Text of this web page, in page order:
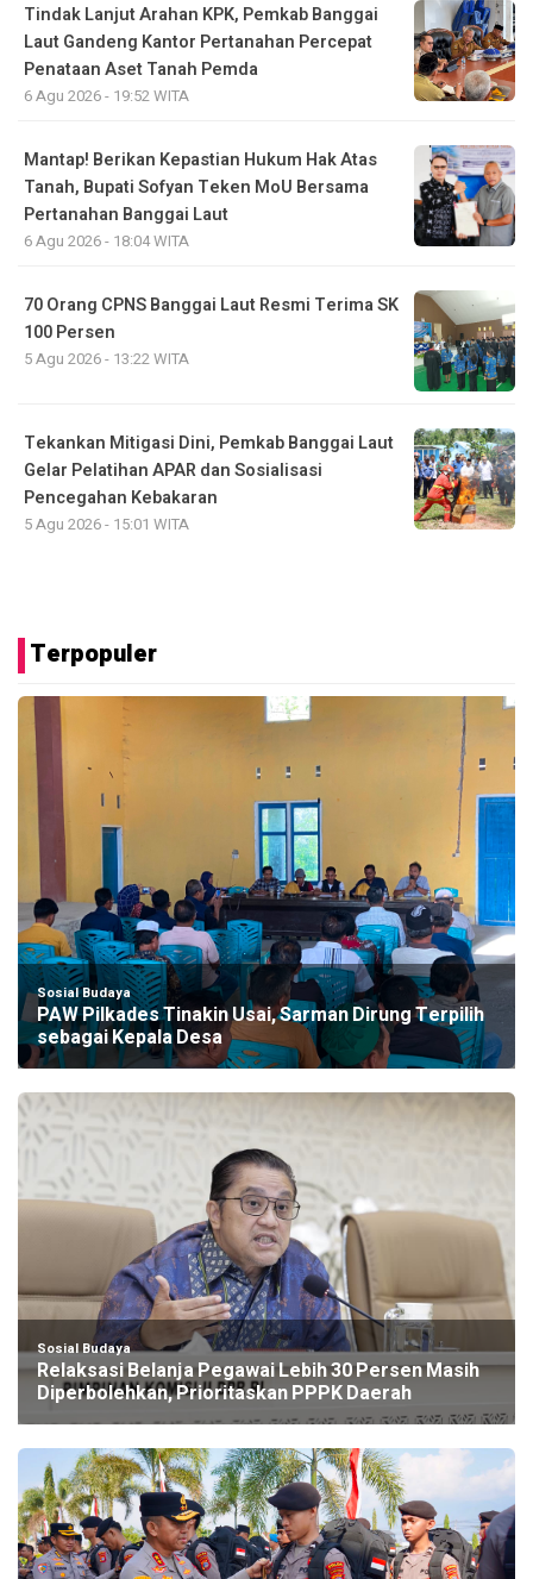
Tindak Lanjut Arahan KPK, Pemkab Banggai
Laut Gandeng Kantor Pertanahan Percepat
Penataan Aset Tanah Pemda
6 Agu 2026 - 19:52 WITA
Mantap! Berikan Kepastian Hukum Hak Atas
Tanah, Bupati Sofyan Teken MoU Bersama
Pertanahan Banggai Laut
6 Agu 2026 - 18:04 WITA
70 Orang CPNS Banggai Laut Resmi Terima SK
100 Persen
5 Agu 2026 - 13:22 WITA
Tekankan Mitigasi Dini, Pemkab Banggai Laut
Gelar Pelatihan APAR dan Sosialisasi
Pencegahan Kebakaran
5 Agu 2026 - 15:01 WITA
Terpopuler
Sosial Budaya
PAW Pilkades Tinakin Usai, Sarman Dirung Terpilih
sebagai Kepala Desa
Sosial Budaya
Relaksasi Belanja Pegawai Lebih 30 Persen Masih
Diperbolehkan, Prioritaskan PPPK Daerah